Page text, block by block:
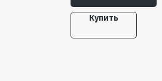
более длительную
как муфты упругой, так
Купить